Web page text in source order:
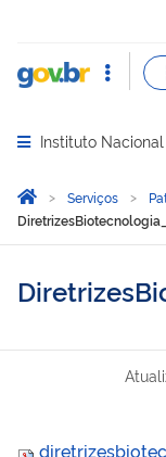
Abrir menu
Instituto
Você está aqui:
Página Inicial
Serviços